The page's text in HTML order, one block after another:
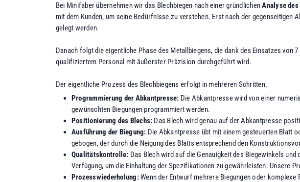
Bei Minifaber übernehmen wir das Blechbiegen nach einer gründlichenAnalyse
mit dem Kunden, um seine Bedürfnisse zu verstehen. Erst nach der gegenseitigen
gelegt werden.
Danach folgt die eigentliche Phase des Metallbiegens, die dank des Einsatzes
qualifiziertem Personal mit äußerster Präzision durchgeführt wird.
Der eigentliche Prozess des Blechbiegens erfolgt in mehreren Schritten.
Programmierung der Abkantpresse: Die Abkantpresse wird von einer
gewünschten Biegungen programmiert werden.
Positionierung des Blechs: Das Blech wird genau auf der Abkantpresse
Ausführung der Biegung: Die Abkantpresse übt mit einem gesteuerten Blatt
gebogen, der durch die Neigung des Blatts entsprechend den
Qualitätskontrolle: Das Blech wird auf die Genauigkeit des Biegewinkels
Verfügung, um die Einhaltung der Spezifikationen zu gewährleisten. Unsere
Prozesswiederholung:Wenn der Entwurf mehrere Biegungen oder